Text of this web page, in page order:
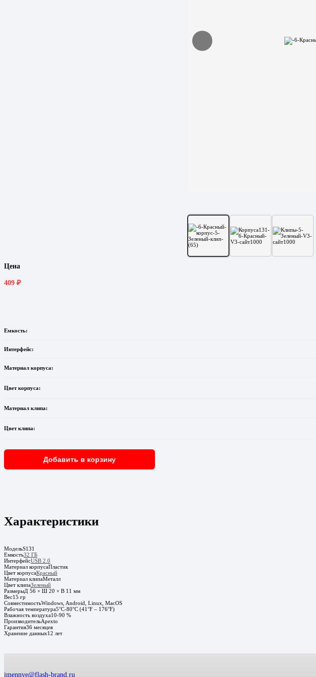
Цена
409 ₽
Емкость:
Интерфейс:
Материал корпуса:
Цвет корпуса:
Материал клипа:
Цвет клипа:
Добавить в корзину
Характеристики
МодельS131
Емкость32 ГБ
ИнтерфейсUSB 2.0
Материал корпусаПластик
Цвет корпусаКрасный
Материал клипаМеталл
Цвет клипаЗеленый
РазмерыД 56 × Ш 20 × В 11 мм
Вес15 гр
СовместимостьWindows, Android, Linux, MacOS
Рабочая температура5°C-80°C (41°F – 176°F)
Влажность воздуха10-90 %
ПроизводительApexto
Гарантия36 месяцев
Хранение данных12 лет
imennye@flash-brand.ru